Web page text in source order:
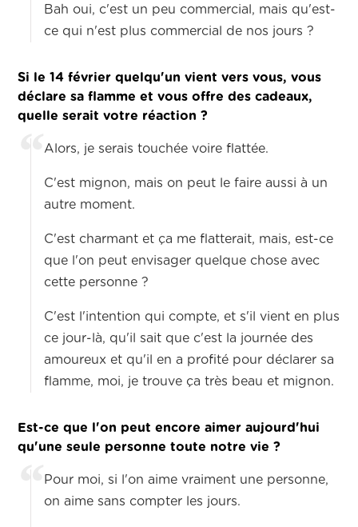
Bah oui, c'est un peu commercial, mais qu'est-
ce qui n'est plus commercial de nos jours ?
Si le 14 février quelqu'un vient vers vous, vous
déclare sa flamme et vous offre des cadeaux,
quelle serait votre réaction ?
Alors, je serais touchée voire flattée.
C'est mignon, mais on peut le faire aussi à un
autre moment.
C'est charmant et ça me flatterait, mais, est-ce
que l'on peut envisager quelque chose avec
cette personne ?
C'est l'intention qui compte, et s'il vient en plus
ce jour-là, qu'il sait que c'est la journée des
amoureux et qu'il en a profité pour déclarer sa
flamme, moi, je trouve ça très beau et mignon.
Est-ce que l'on peut encore aimer aujourd'hui
qu'une seule personne toute notre vie ?
Pour moi, si l'on aime vraiment une personne,
on aime sans compter les jours.